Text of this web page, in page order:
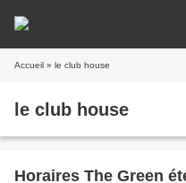
Accueil » le club house
le club house
Horaires The Green